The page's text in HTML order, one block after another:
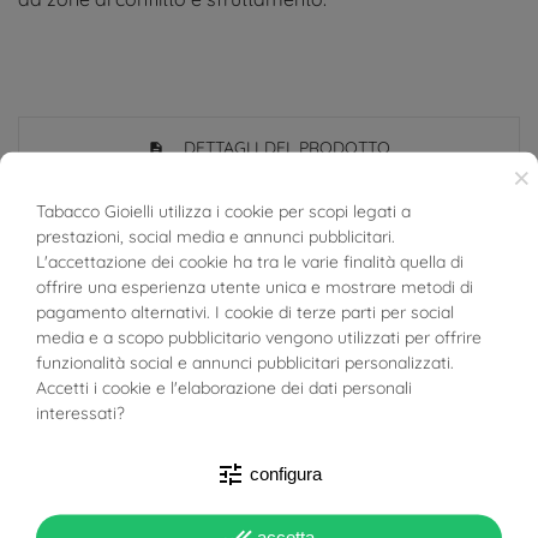
DETTAGLI DEL PRODOTTO
POTREBBE PIACERTI...
Riferimento
03395981
In magazzino
1 Articolo
SCHEDA TECNICA
5.1g
Totale Carati
Ametista: 3.958ct
×
Tabacco Gioielli utilizza i cookie per scopi legati a
prestazioni, social media e annunci pubblicitari.
L'accettazione dei cookie ha tra le varie finalità quella di
offrire una esperienza utente unica e mostrare metodi di
pagamento alternativi. I cookie di terze parti per social
media e a scopo pubblicitario vengono utilizzati per offrire
funzionalità social e annunci pubblicitari personalizzati.
Accetti i cookie e l'elaborazione dei dati personali
interessati?
tune configura